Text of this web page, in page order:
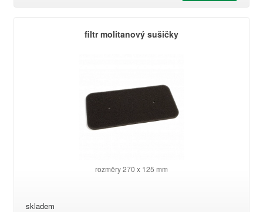
filtr molitanový sušičky
rozměry 270 x 125 mm
skladem